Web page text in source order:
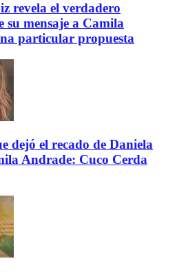
revela el verdadero
su mensaje a Camila
particular propuesta
dejó el recado de Daniela
Andrade: Cuco Cerda